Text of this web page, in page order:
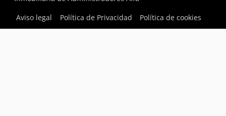
Aviso legal
Política de Privacidad Política de cookies